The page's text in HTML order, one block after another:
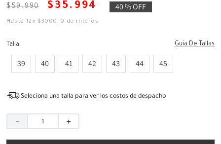
$59.990 $ 35 . 994 40 %OFF
Hasta12 x $ 3000 ,0 de interés
Talla Guia De Tallas
39 40 41 42 43 44 45
Seleciona una talla para ver los costos de despacho
＋
－